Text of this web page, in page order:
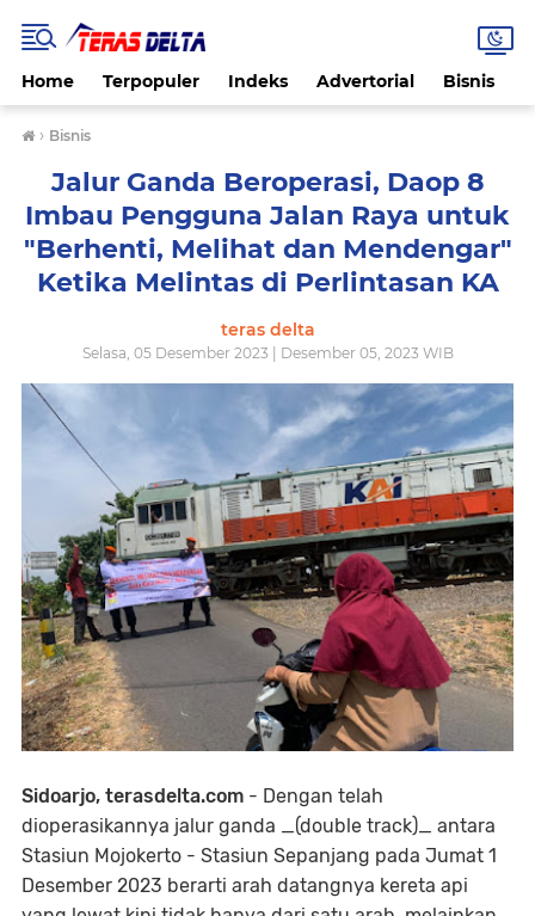
Home Terpopuler Indeks Advertorial Bisnis
› Bisnis
Jalur Ganda Beroperasi, Daop 8
Imbau Pengguna Jalan Raya untuk
"Berhenti, Melihat dan Mendengar"
Ketika Melintas di Perlintasan KA
teras delta
Selasa, 05 Desember 2023 | Desember 05, 2023 WIB
Sidoarjo, terasdelta.com - Dengan telah
dioperasikannya jalur ganda _(double track)_ antara
Stasiun Mojokerto - Stasiun Sepanjang pada Jumat 1
Desember 2023 berarti arah datangnya kereta api